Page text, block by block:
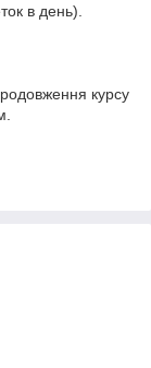
в день).
курсу